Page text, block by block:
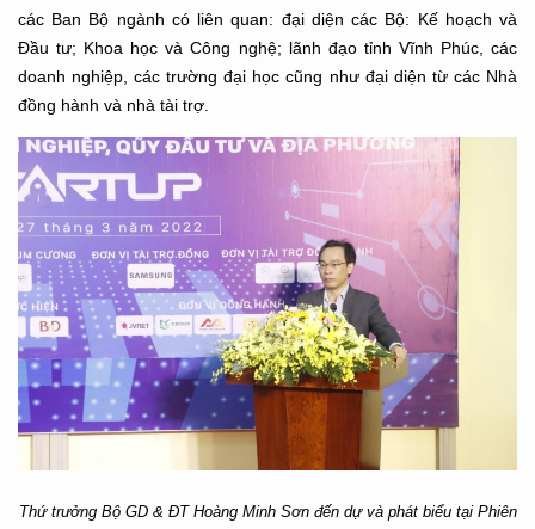
các Ban Bộ ngành có liên quan: đại diện các Bộ: Kế hoạch và
Đầu tư; Khoa học và Công nghệ; lãnh đạo tỉnh Vĩnh Phúc, các
doanh nghiệp, các trường đại học cũng như đại diện từ các Nhà
đồng hành và nhà tài trợ.
Thứ trưởng Bộ GD & ĐT Hoàng Minh Sơn đến dự và phát biểu tại Phiên